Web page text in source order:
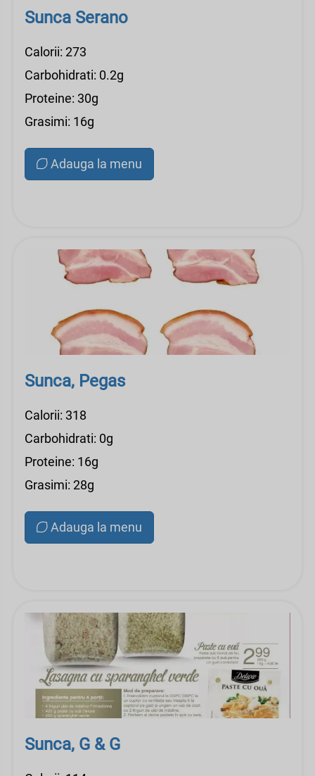
Sunca Serano
Calorii: 273
Carbohidrati: 0.2g
Proteine: 30g
Grasimi: 16g
Adauga la menu
Sunca, Pegas
Calorii: 318
Carbohidrati: 0g
Proteine: 16g
Grasimi: 28g
Adauga la menu
Sunca, G & G